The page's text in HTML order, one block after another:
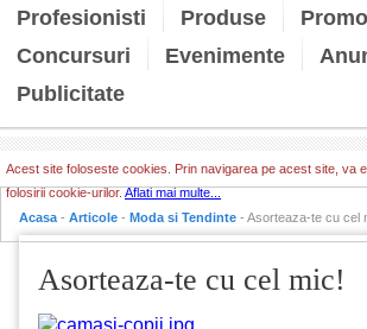
Profesionisti
Produse
Concursuri
Evenimente
Publicitate
Acest site foloseste cookies. Prin navigarea pe acest site, va
folosirii cookie-urilor.Aflati mai multe...
Acasa - Articole - Moda si Tendinte - Asorteaza-te cu cel
Asorteaza-te cu cel mic!